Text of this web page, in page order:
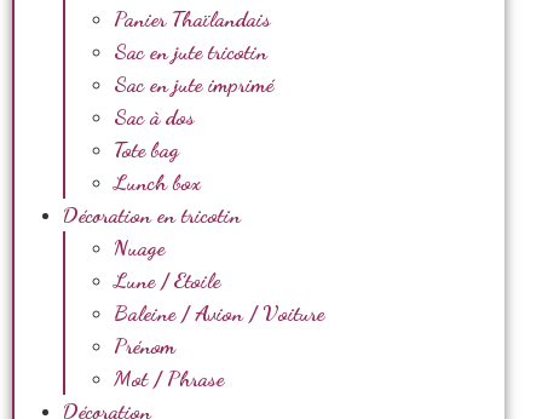
Panier Thaïlandais
Sac en jute tricotin
Sac en jute imprimé
Sac à dos
Tote bag
Lunch box
Décoration en tricotin
Nuage
Lune / Etoile
Baleine / Avion / Voiture
Prénom
Mot / Phrase
Décoration